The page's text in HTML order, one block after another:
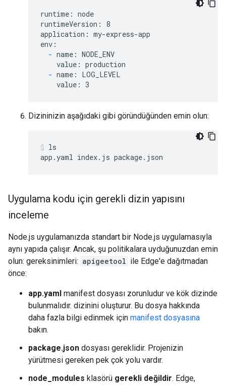
runtime: node
runtimeVersion: 8
application: my-express-app
env:
- name: NODE_ENV
    value: production
- name: LOG_LEVEL
    value: 3
Dizininizin aşağıdaki gibi göründüğünden emin olun:
ls
Uygulama kodu için gerekli dizin yapısını
inceleme
Node.js uygulamanızda standart bir Node.js uygulamasıyla
aynı yapıda çalışır. Ancak, şu politikalara uyduğunuzdan emin
olun: gereksinimleri: apigeetool ile Edge'e dağıtmadan
önce:
app.yaml manifest dosyası zorunludur ve kök dizinde
bulunmalıdır. dizinini oluşturur. Bu dosya hakkında
daha fazla bilgi edinmek için manifest dosyasına
bakın.
package.json dosyası gereklidir. Projenizin
yürütmesi gereken pek çok yolu vardır.
node_modules klasörü gerekli değildir. Edge,